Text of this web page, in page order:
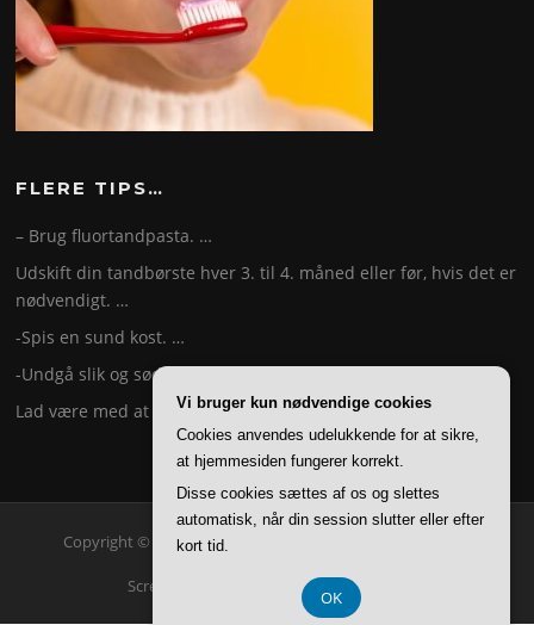
FLERE TIPS…
– Brug fluortandpasta. …
Udskift din tandbørste hver 3. til 4. måned eller før, hvis det er
nødvendigt. …
-Spis en sund kost. …
-Undgå slik og sødede drikke. …
Lad være med at ryge. …
Copyright © 2026 Tandfakta. Alle rettigheder forbeholdes.
Screenr parallax theme af FameThemes
Vi bruger kun nødvendige cookies
Cookies anvendes udelukkende for at sikre,
at hjemmesiden fungerer korrekt.
Disse cookies sættes af os og slettes
automatisk, når din session slutter eller efter
kort tid.
OK